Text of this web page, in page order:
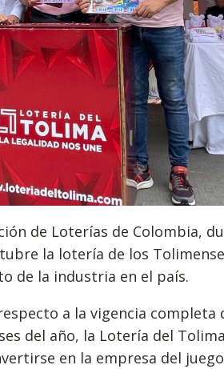
de Loterías de Colombia,
la lotería de los
de la industria en el país.
a la vigencia completa
del año, la Lotería del
en la empresa del juego